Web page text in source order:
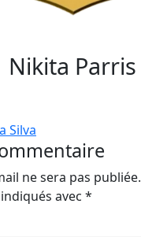
Nikita Parris
Silva
ne sera pas publiée.
avec *